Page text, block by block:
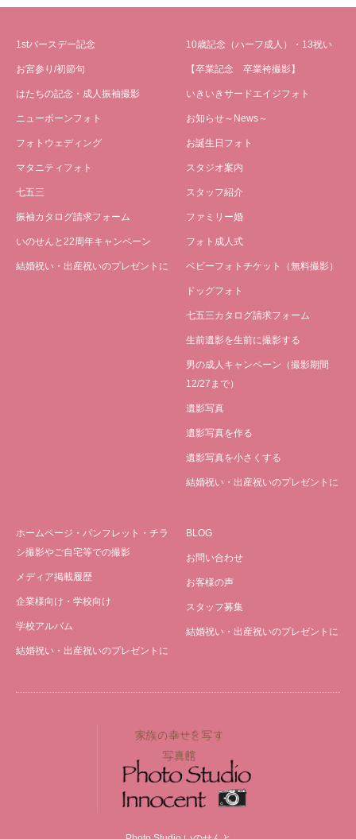
1stバースデー記念
お宮参り/初節句
はたちの記念・成人振袖撮影
ニューボーンフォト
フォトウェディング
マタニティフォト
七五三
振袖カタログ請求フォーム
いのせんと22周年キャンペーン
結婚祝い・出産祝いのプレゼントに
10歳記念（ハーフ成人）・13祝い
【卒業記念 卒業袴撮影】
いきいきサードエイジフォト
お知らせ～News～
お誕生日フォト
スタジオ案内
スタッフ紹介
ファミリー婚
フォト成人式
ベビーフォトチケット（無料撮影）
ドッグフォト
七五三カタログ請求フォーム
生前遺影を生前に撮影する
男の成人キャンペーン（撮影期間
12/27まで）
遺影写真
遺影写真を作る
遺影写真を小さくする
結婚祝い・出産祝いのプレゼントに
ホームページ・パンフレット・チラ
シ撮影やご自宅等での撮影
メディア掲載履歴
企業様向け・学校向け
学校アルバム
結婚祝い・出産祝いのプレゼントに
BLOG
お問い合わせ
お客様の声
スタッフ募集
結婚祝い・出産祝いのプレゼントに